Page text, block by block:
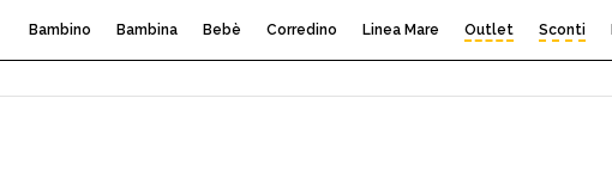
Bambino Bambina Bebè Corredino Linea Mare Outlet Sconti